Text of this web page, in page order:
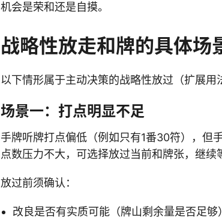
机会是荣和还是自摸。
战略性放走和牌的具体场
以下情形属于主动决策的战略性放过（扩展用
场景一：打点明显不足
手牌听牌打点偏低（例如只有1番30符），但
点数压力不大，可选择放过当前和牌张，继续
放过前须确认：
改良是否有实质可能（牌山剩余量是否足够）